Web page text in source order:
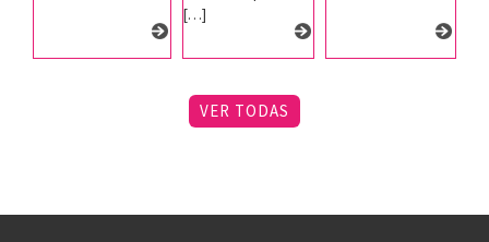
[…]
VER TODAS